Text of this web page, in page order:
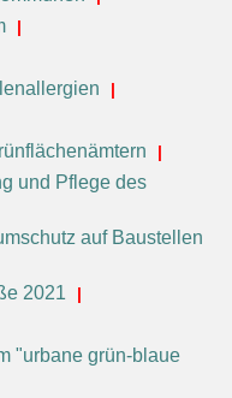
und Pflege des
auf Baustellen
2021
"urbane grün-blaue